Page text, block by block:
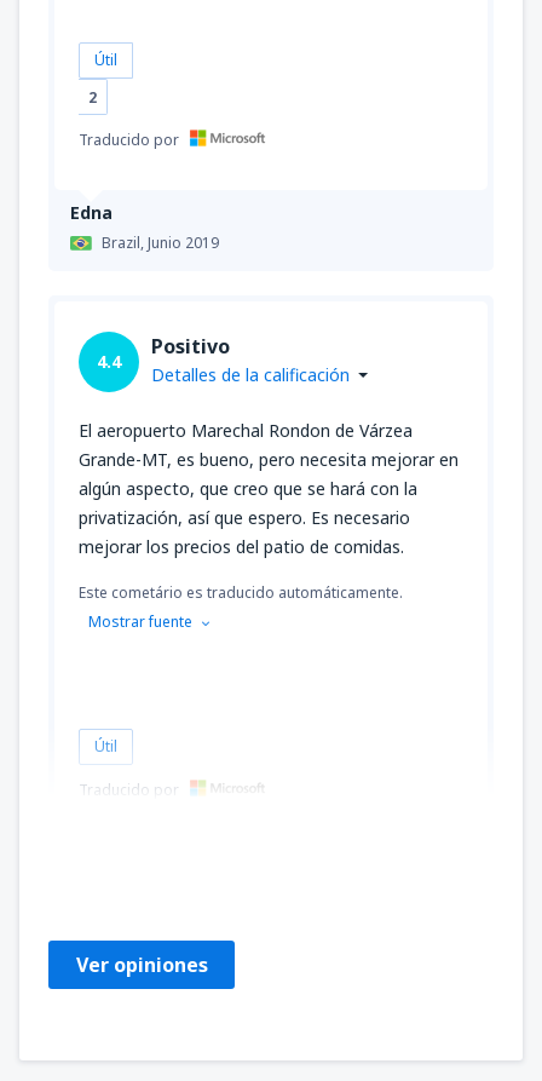
Edna
Brazil,Junio 2019
Útil
2
Traducido por
4.4
Positivo
Detalles de la calificación
El aeropuerto Marechal Rondon de Várzea
Grande-MT, es bueno, pero necesita mejorar en
algún aspecto, que creo que se hará con la
privatización, así que espero. Es necesario
mejorar los precios del patio de comidas.
Este cometário es traducido automáticamente.
Mostrar fuente
Útil
Traducido por
Ver opiniones